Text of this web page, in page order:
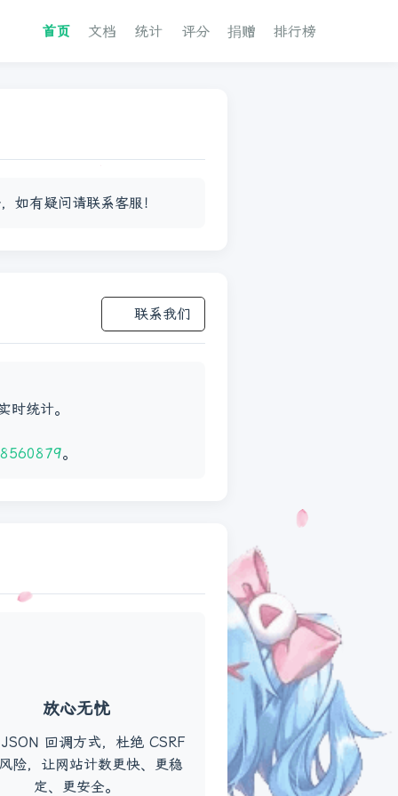
首页 文档 统计 评分 捐赠 排行榜
如有疑问请联系客服！
联系我们
统计。
。
放心无忧
回调方式，杜绝 CSRF
险，让网站计数更快、更稳
定、更安全。